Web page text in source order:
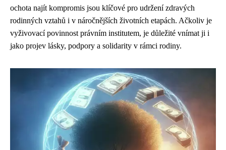
ochota najít kompromis jsou klíčové pro udržení zdravých
rodinných vztahů i v náročnějších životních etapách. Ačkoliv je
vyživovací povinnost právním institutem, je důležité vnímat ji i
jako projev lásky, podpory a solidarity v rámci rodiny.